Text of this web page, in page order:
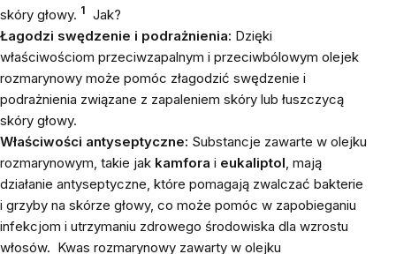
skóry głowy. 1 Jak?
Łagodzi swędzenie i podrażnienia: Dzięki
właściwościom przeciwzapalnym i przeciwbólowym olejek
rozmarynowy może pomóc złagodzić swędzenie i
podrażnienia związane z zapaleniem skóry lub łuszczycą
skóry głowy.
Właściwości antyseptyczne: Substancje zawarte w olejku
rozmarynowym, takie jak kamfora i eukaliptol, mają
działanie antyseptyczne, które pomagają zwalczać bakterie
i grzyby na skórze głowy, co może pomóc w zapobieganiu
infekcjom i utrzymaniu zdrowego środowiska dla wzrostu
włosów. Kwas rozmarynowy zawarty w olejku